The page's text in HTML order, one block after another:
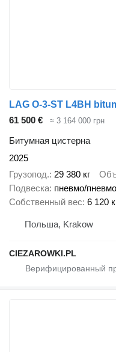
61 500 € ≈ 3 164 000 грн
Битумная цистерна
2025
Грузопод. 29 380 кг
Подвеска пневмо/пневмо
Собственный вес 6 120
Польша, Krakow
CIEZAROWKI.PL